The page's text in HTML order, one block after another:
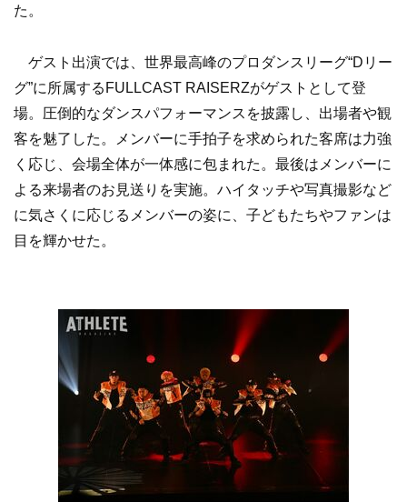
た。
ゲスト出演では、世界最高峰のプロダンスリーグ“Dリー
グ”に所属するFULLCAST RAISERZがゲストとして登
場。圧倒的なダンスパフォーマンスを披露し、出場者や観
客を魅了した。メンバーに手拍子を求められた客席は力強
く応じ、会場全体が一体感に包まれた。最後はメンバーに
よる来場者のお見送りを実施。ハイタッチや写真撮影など
に気さくに応じるメンバーの姿に、子どもたちやファンは
目を輝かせた。